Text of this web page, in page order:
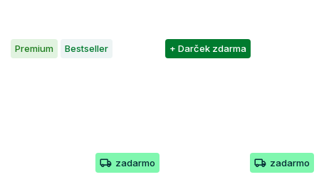
Premium Bestseller
zadarmo
+ Darček zdarma
zadarmo